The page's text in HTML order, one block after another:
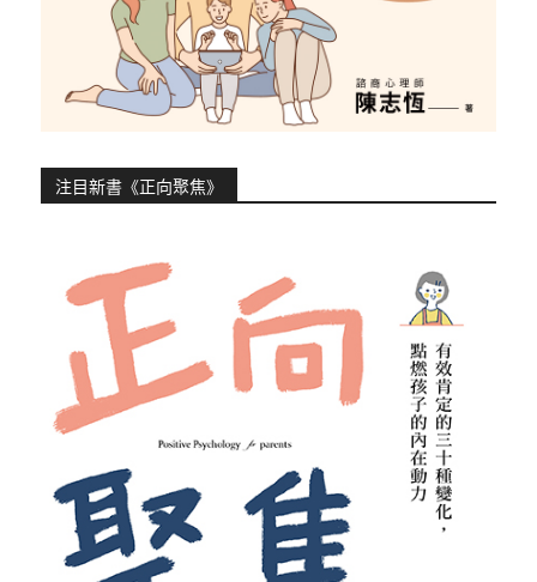
注目新書《正向聚焦》